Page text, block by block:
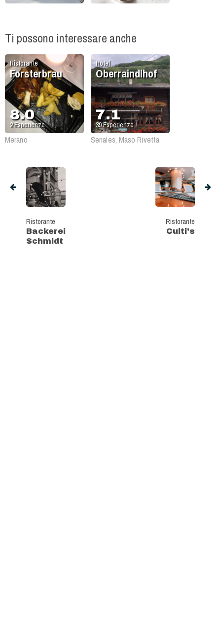
Ti possono interessare anche
Ristorante
Forsterbrau
8.0
2Esperienze
Merano
Hotel
Oberraindlhof
7.1
39Esperienze
Senales, Maso Rivetta
Ristorante
Backerei
Schmidt
Ristorante
Culti's